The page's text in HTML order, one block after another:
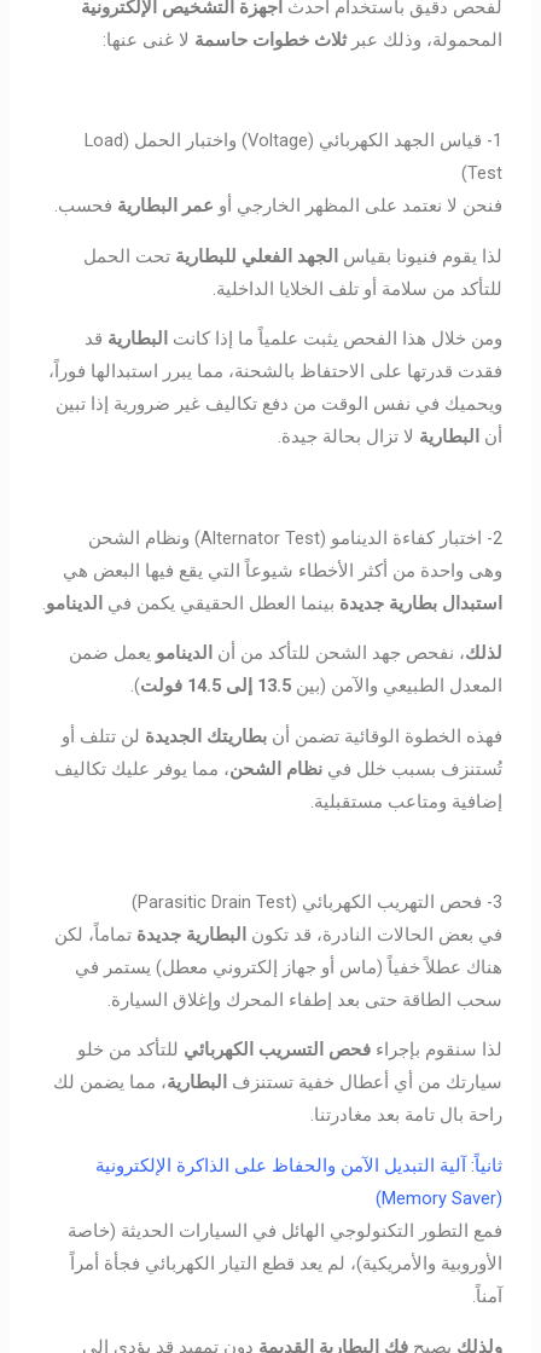
لفحص دقيق باستخدام أحدث أجهزة التشخيص الإلكترونية
المحمولة، وذلك عبرثلاث خطوات حاسمة لا غنى عنها:
1- قياس الجهد الكهربائي (Voltage) واختبار الحمل (Load
Test)
فنحن لا نعتمد على المظهر الخارجي أو عمر البطارية فحسب.
لذا يقوم فنيونا بقياس الجهد الفعلي للبطارية تحت الحمل
للتأكد من سلامة أو تلف الخلايا الداخلية.
ومن خلال هذا الفحص يثبت علمياً ما إذا كانت البطارية قد
فقدت قدرتها على الاحتفاظ بالشحنة، مما يبرر استبدالها فوراً،
ويحميك في نفس الوقت من دفع تكاليف غير ضرورية إذا تبين
أن البطارية لا تزال بحالة جيدة.
2- اختبار كفاءة الدينامو (Alternator Test) ونظام الشحن
وهى واحدة من أكثر الأخطاء شيوعاً التي يقع فيها البعض هي
استبدال بطارية جديدة بينما العطل الحقيقي يكمن في الدينامو
لذلك، نفحص جهد الشحن للتأكد من أن الدينامو يعمل ضمن
المعدل الطبيعي والآمن (بين13.5 إلى 14.5 فولت ).
فهذه الخطوة الوقائية تضمن أنبطاريتك الجديدة لن تتلف أو
تُستنزف بسبب خلل فينظام الشحن، مما يوفر عليك تكاليف
إضافية ومتاعب مستقبلية.
3- فحص التهريب الكهربائي (Parasitic Drain Test)
في بعض الحالات النادرة، قد تكون البطارية جديدة تماماً، لكن
هناك عطلاً خفياً (ماس أو جهاز إلكتروني معطل) يستمر في
سحب الطاقة حتى بعد إطفاء المحرك وإغلاق السيارة.
لذا سنقوم بإجراءفحص التسريب الكهربائي للتأكد من خلو
سيارتك من أي أعطال خفية تستنزف البطارية، مما يضمن لك
راحة بال تامة بعد مغادرتنا.
ثانياً: آلية التبديل الآمن والحفاظ على الذاكرة الإلكترونية
(Memory Saver)
فمع التطور التكنولوجي الهائل في السيارات الحديثة (خاصة
الأوروبية والأمريكية)، لم يعد قطع التيار الكهربائي فجأة أمراً
آمناً.
ولذلك يصبح فك البطارية القديمة دون تمهيد قد يؤدي إلى